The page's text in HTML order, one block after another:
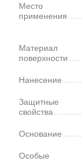
Место
применения
Материал
поверхности
Нанесение
Защитные
свойства
Основание
Особые